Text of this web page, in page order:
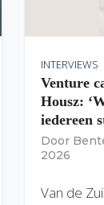
INTERVIEWS
Venture
Housz:
iedereen
Door
2026
Van de